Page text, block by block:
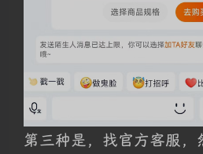
第三种是，找官方客服